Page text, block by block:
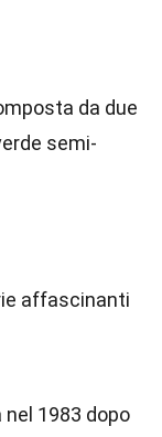
da due
semi-
affascinanti
1983 dopo